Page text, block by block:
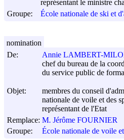
représentant le ministre
Groupe:
École nationale de ski et
De:
Annie LAMBERT-
chef du bureau de la
du service public de
Objet:
membres du conseil
nationale de voile et des
représentant de l'Etat
Remplace: M. Jérôme FOURNIER
Groupe:
École nationale de voile
nomination